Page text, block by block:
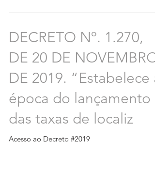
DECRETO Nº. 1.270,
DE 20 DE NOVEMBRO
DE 2019. “Estabelece a
época do lançamento
das taxas de localiz
Acesso ao Decreto #2019